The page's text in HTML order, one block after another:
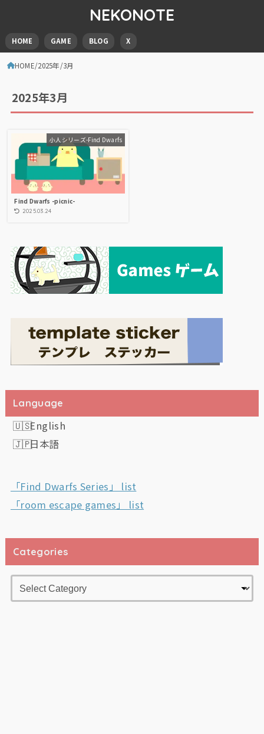
NEKONOTE
HOME GAME BLOG X
HOME 2025年 3月
2025年3月
小人シリーズ-Find Dwarfs
Find Dwarfs -picnic-
2025.03.24
Language
English
日本語
「Find Dwarfs Series」 list
「room escape games」 list
Categories